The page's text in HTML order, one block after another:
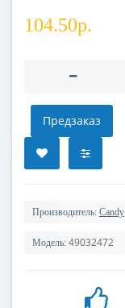
104.50р.
Предзаказ
Производитель: Candy
Модель: 49032472